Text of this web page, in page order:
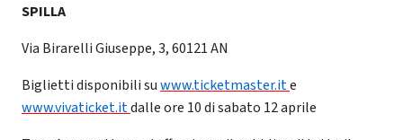
SPILLA
Via Birarelli Giuseppe, 3, 60121 AN
Biglietti disponibili suwww.ticketmaster.ite
www.vivaticket.itdalle ore 10 di sabato 12 aprile